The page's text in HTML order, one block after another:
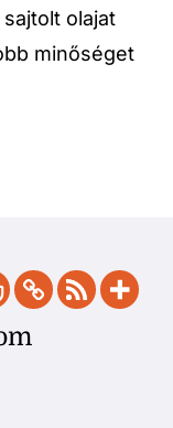
olajat
minőséget